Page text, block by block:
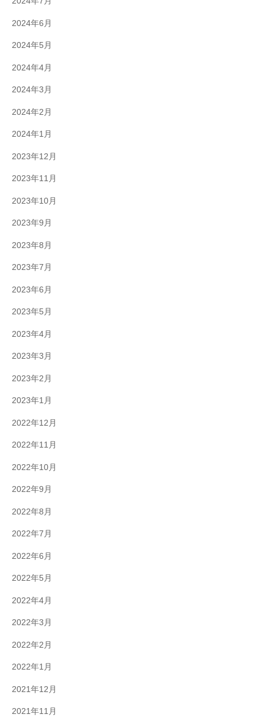
2024年6月
2024年5月
2024年4月
2024年3月
2024年2月
2024年1月
2023年12月
2023年11月
2023年10月
2023年9月
2023年8月
2023年7月
2023年6月
2023年5月
2023年4月
2023年3月
2023年2月
2023年1月
2022年12月
2022年11月
2022年10月
2022年9月
2022年8月
2022年7月
2022年6月
2022年5月
2022年4月
2022年3月
2022年2月
2022年1月
2021年12月
2021年11月